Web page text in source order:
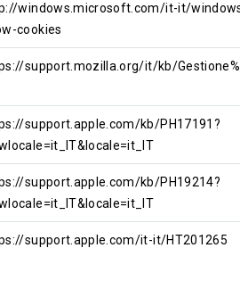
windows.microsoft.com/it-it/
cookies
support.mozilla.org/it/kb/
support.apple.com/kb/PH17191?
support.apple.com/kb/PH19214?
support.apple.com/it-it/HT201265